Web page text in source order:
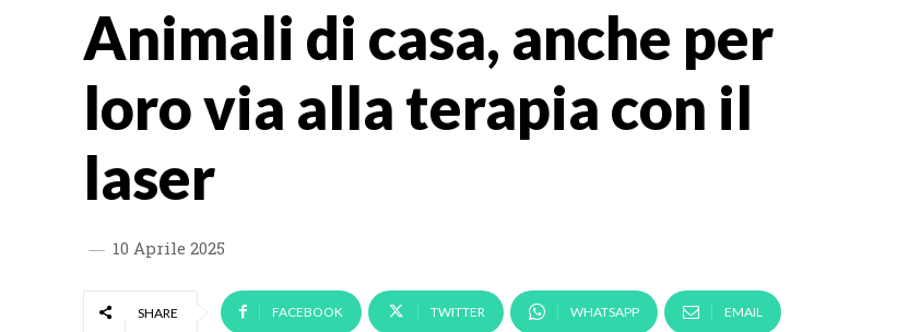
Animali di casa, anche per
loro via alla terapia con il
laser
10 Aprile 2025
SHARE FACEBOOK TWITTER WHATSAPP EMAIL